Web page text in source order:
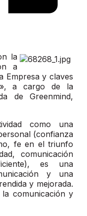
la
a
Empresa y claves
a cargo de la
de Greenmind,
como una
(confianza
fe en el triunfo
comunicación
es una
y una
y mejorada.
comunicación y